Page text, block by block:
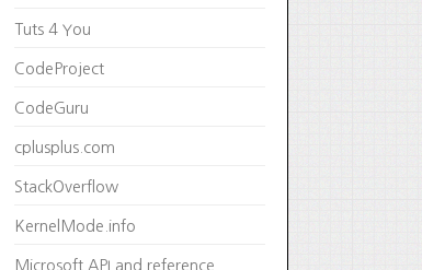
Tuts 4 You
CodeProject
CodeGuru
cplusplus.com
StackOverflow
KernelMode.info
Microsoft API and reference